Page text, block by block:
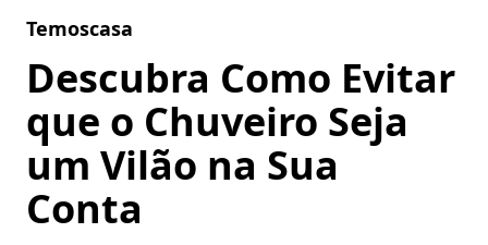
Temoscasa
Descubra Como Evitar
que o Chuveiro Seja
um Vilão na Sua
Conta